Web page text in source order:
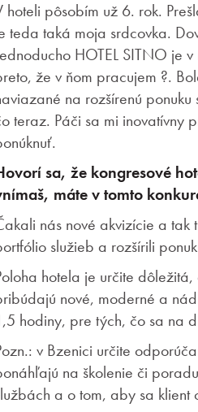
hoteli pôsobím už 6. rok.
teda taká moja srdcovka.
HOTEL SITNO je
že v ňom pracujem ?.
na rozšírenú
teraz. Páči sa mi inovatívny
sa, že kongresové
máte v tomto
nás nové akvizície a tak
služieb a rozšírili
hotela je určite
nové, moderné a
hodiny, pre tých, čo sa na
v Bzenici určite
na školenie či
a o tom, aby sa